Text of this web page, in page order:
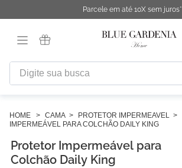
Parcele em até 10X sem juros*
Digite sua busca
CAMA PROTETOR IMPERMEAVEL
IMPERMEÁVEL PARA COLCHÃO DAILY KING
Protetor Impermeável para
Colchão Daily King
1º
fronha